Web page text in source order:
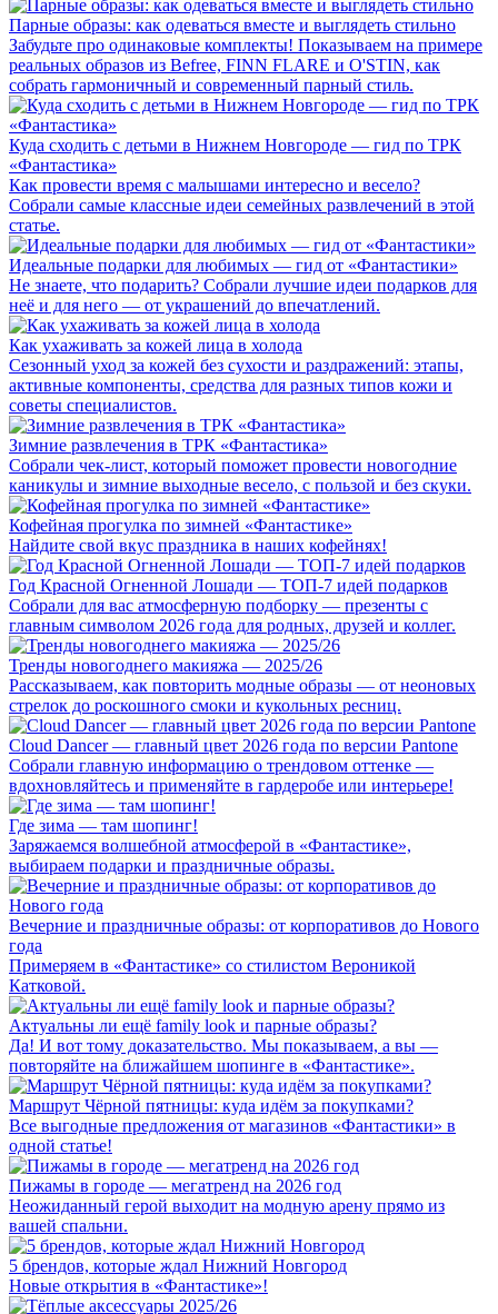
Парные образы: как одеваться вместе и выглядеть стильно
Забудьте про одинаковые комплекты! Показываем на примере
реальных образов из Befree, FINN FLARE и O'STIN, как
собрать гармоничный и современный парный стиль.
Куда сходить с детьми в Нижнем Новгороде — гид по ТРК
«Фантастика»
Как провести время с малышами интересно и весело?
Собрали самые классные идеи семейных развлечений в этой
статье.
Идеальные подарки для любимых — гид от «Фантастики»
Не знаете, что подарить? Собрали лучшие идеи подарков для
неё и для него — от украшений до впечатлений.
Как ухаживать за кожей лица в холода
Сезонный уход за кожей без сухости и раздражений: этапы,
активные компоненты, средства для разных типов кожи и
советы специалистов.
Зимние развлечения в ТРК «Фантастика»
Собрали чек-лист, который поможет провести новогодние
каникулы и зимние выходные весело, с пользой и без скуки.
Кофейная прогулка по зимней «Фантастике»
Найдите свой вкус праздника в наших кофейнях!
Год Красной Огненной Лошади — ТОП-7 идей подарков
Собрали для вас атмосферную подборку — презенты с
главным символом 2026 года для родных, друзей и коллег.
Тренды новогоднего макияжа — 2025/26
Рассказываем, как повторить модные образы — от неоновых
стрелок до роскошного смоки и кукольных ресниц.
Cloud Dancer — главный цвет 2026 года по версии Pantone
Собрали главную информацию о трендовом оттенке —
вдохновляйтесь и применяйте в гардеробе или интерьере!
Где зима — там шопинг!
Заряжаемся волшебной атмосферой в «Фантастике»,
выбираем подарки и праздничные образы.
Вечерние и праздничные образы: от корпоративов до Нового
года
Примеряем в «Фантастике» со стилистом Вероникой
Катковой.
Актуальны ли ещё family look и парные образы?
Да! И вот тому доказательство. Мы показываем, а вы —
повторяйте на ближайшем шопинге в «Фантастике».
Маршрут Чёрной пятницы: куда идём за покупками?
Все выгодные предложения от магазинов «Фантастики» в
одной статье!
Пижамы в городе — мегатренд на 2026 год
Неожиданный герой выходит на модную арену прямо из
вашей спальни.
5 брендов, которые ждал Нижний Новгород
Новые открытия в «Фантастике»!